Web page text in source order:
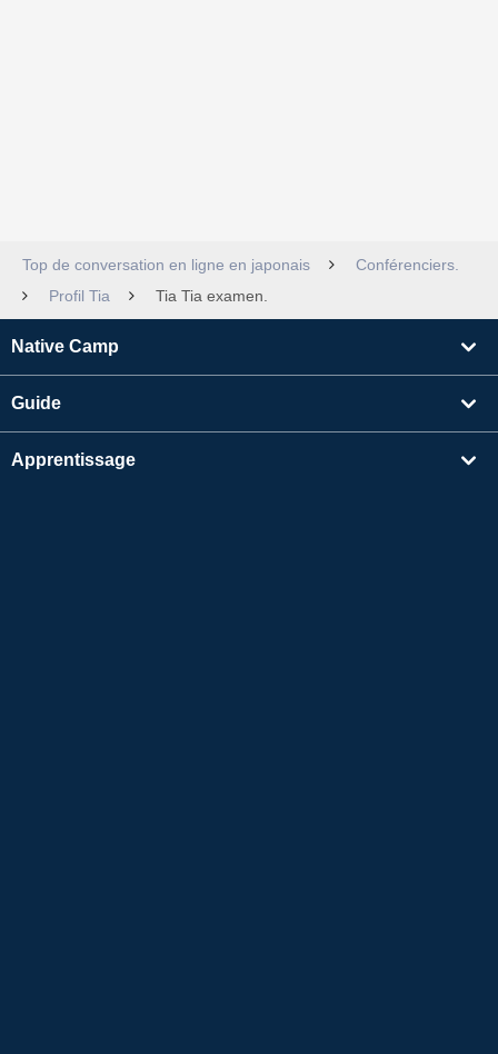
Top de conversation en ligne en japonais
Conférenciers.
Profil Tia
Tia Tia examen.
Native Camp
Guide
Apprentissage